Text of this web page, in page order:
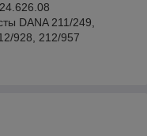
DANA 211/249,
928, 212/957